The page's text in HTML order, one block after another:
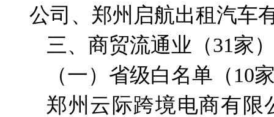
公司、郑州启航出租汽车
三、商贸流通业（31家
（一）省级白名单（10
郑州云际跨境电商有限